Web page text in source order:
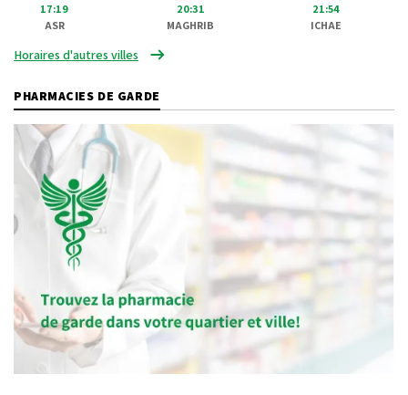
17:19
ASR
20:31
MAGHRIB
21:54
ICHAE
Horaires d'autres villes
PHARMACIES DE GARDE